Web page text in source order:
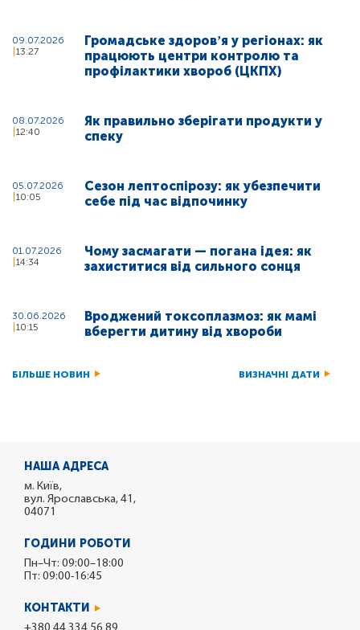
09.07.2026
13:27
Громадське здоровʼя у регіонах: як
працюють центри контролю та
профілактики хвороб (ЦКПХ)
08.07.2026
12:40
Як правильно зберігати продукти у
спеку
05.07.2026
10:05
Сезон лептоспірозу: як убезпечити
себе під час відпочинку
01.07.2026
14:34
Чому засмагати — погана ідея: як
захиститися від сильного сонця
30.06.2026
10:15
Вроджений токсоплазмоз: як мамі
вберегти дитину від хвороби
БІЛЬШЕ НОВИН ВИЗНАЧНІ ДАТИ
НАША АДРЕСА
м. Київ,
вул. Ярославська, 41,
04071
ГОДИНИ РОБОТИ
Пн–Чт: 09:00–18:00
Пт: 09:00-16:45
КОНТАКТИ